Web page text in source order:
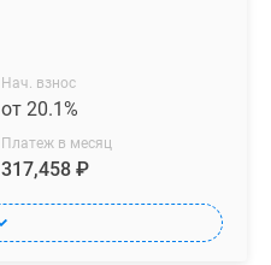
Нач. взнос
от 20.1%
Платеж в месяц
317,458 ₽